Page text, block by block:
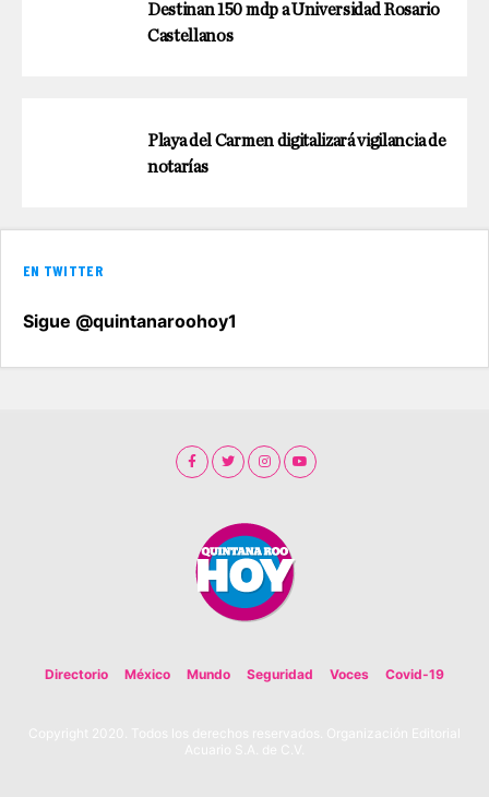
Destinan 150 mdp a Universidad Rosario
Castellanos
Playa del Carmen digitalizará vigilancia de
notarías
EN TWITTER
Sigue @quintanaroohoy1
Directorio México Mundo Seguridad Voces Covid-19